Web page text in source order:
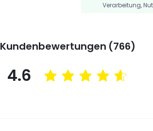
Verarbeitung,
Kundenbewertungen (766)
4.6